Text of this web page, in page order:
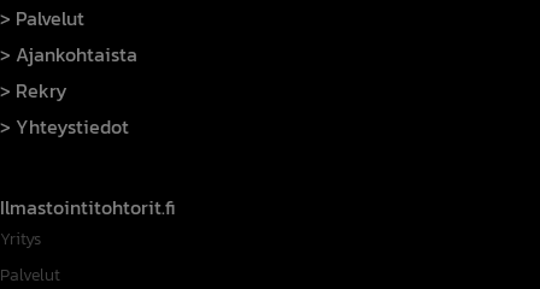
Palvelut
Ajankohtaista
Rekry
Yhteystiedot
Ilmastointitohtorit.fi
Yritys
Palvelut